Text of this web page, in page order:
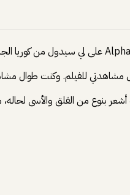
مشاهدتي للفيلم. وكنت طوال
بنوع من القلق والأسى